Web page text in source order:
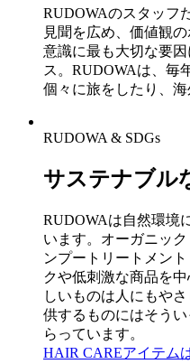
RUDOWAのスタッフ
見聞を広め、価値観
意識に最も大切な要
ス。RUDOWAは、毎
個々に旅をしたり、海
RUDOWA & SDGs
サステナブル
RUDOWAは自然環境
います。オーガニッ
ンプートリートメン
クや低刺激な商品を
しいものは人にもや
供するものにはそう
らっています。
HAIR CAREアイテム